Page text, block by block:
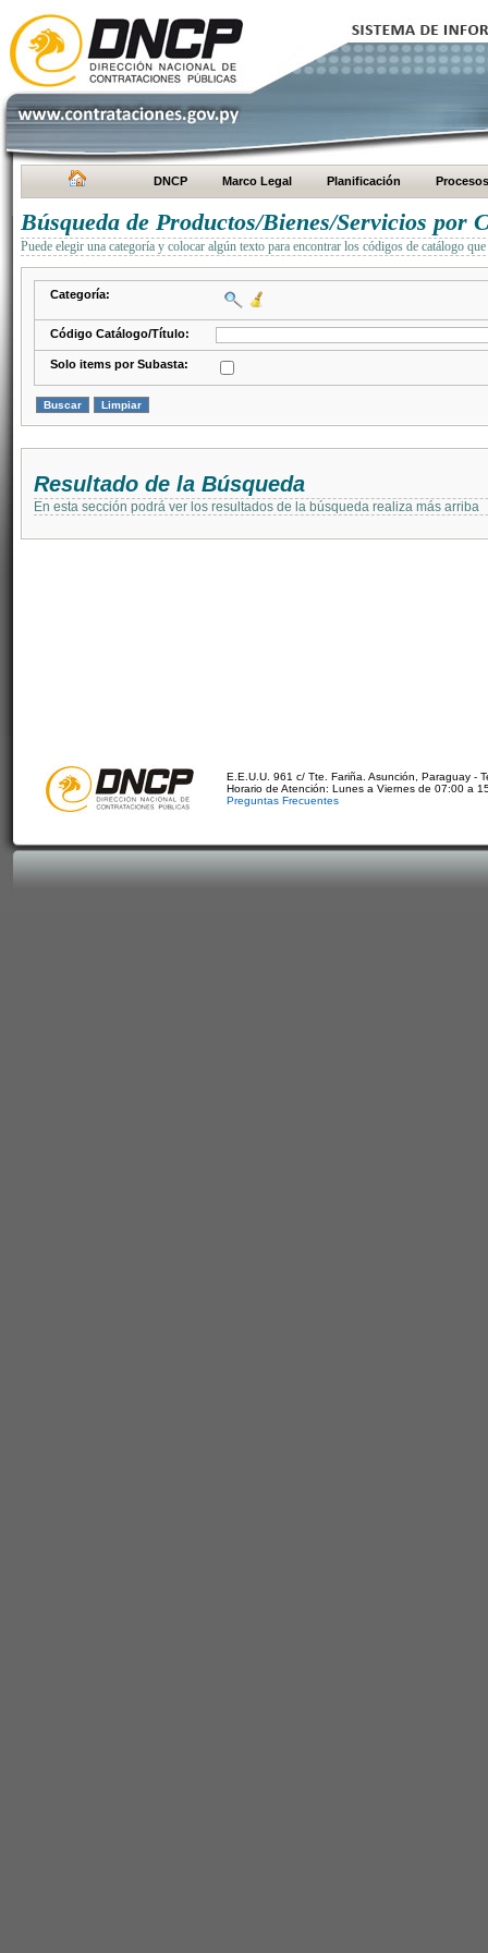
DNCP Marco Legal Planificación Procesos
Búsqueda de Productos/Bienes/Servicios por
Puede elegir una categoría y colocar algún texto para encontrar los códigos de catálogo
Categoría:
Código Catálogo/Título:
Solo items por Subasta:
Resultado de la Búsqueda
En esta sección podrá ver los resultados de la búsqueda realiza más arriba
E.E.U.U. 961 c/ Tte. Fariña. Asunción, Paraguay -
Horario de Atención: Lunes a Viernes de 07:00 a
Preguntas Frecuentes